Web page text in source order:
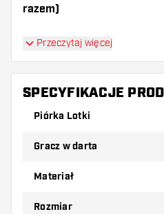
razem)
Dartshopper tip!
Upewnij się, że masz pod
shaftów. Mogą one zostać
Wypróbuj inny kształt,
najbardziej Ci odpowiada!
Przeczytaj więcej
SPECYFIKACJE
Piórka Lotki
Gracz w darta
Materiał
Rozmiar